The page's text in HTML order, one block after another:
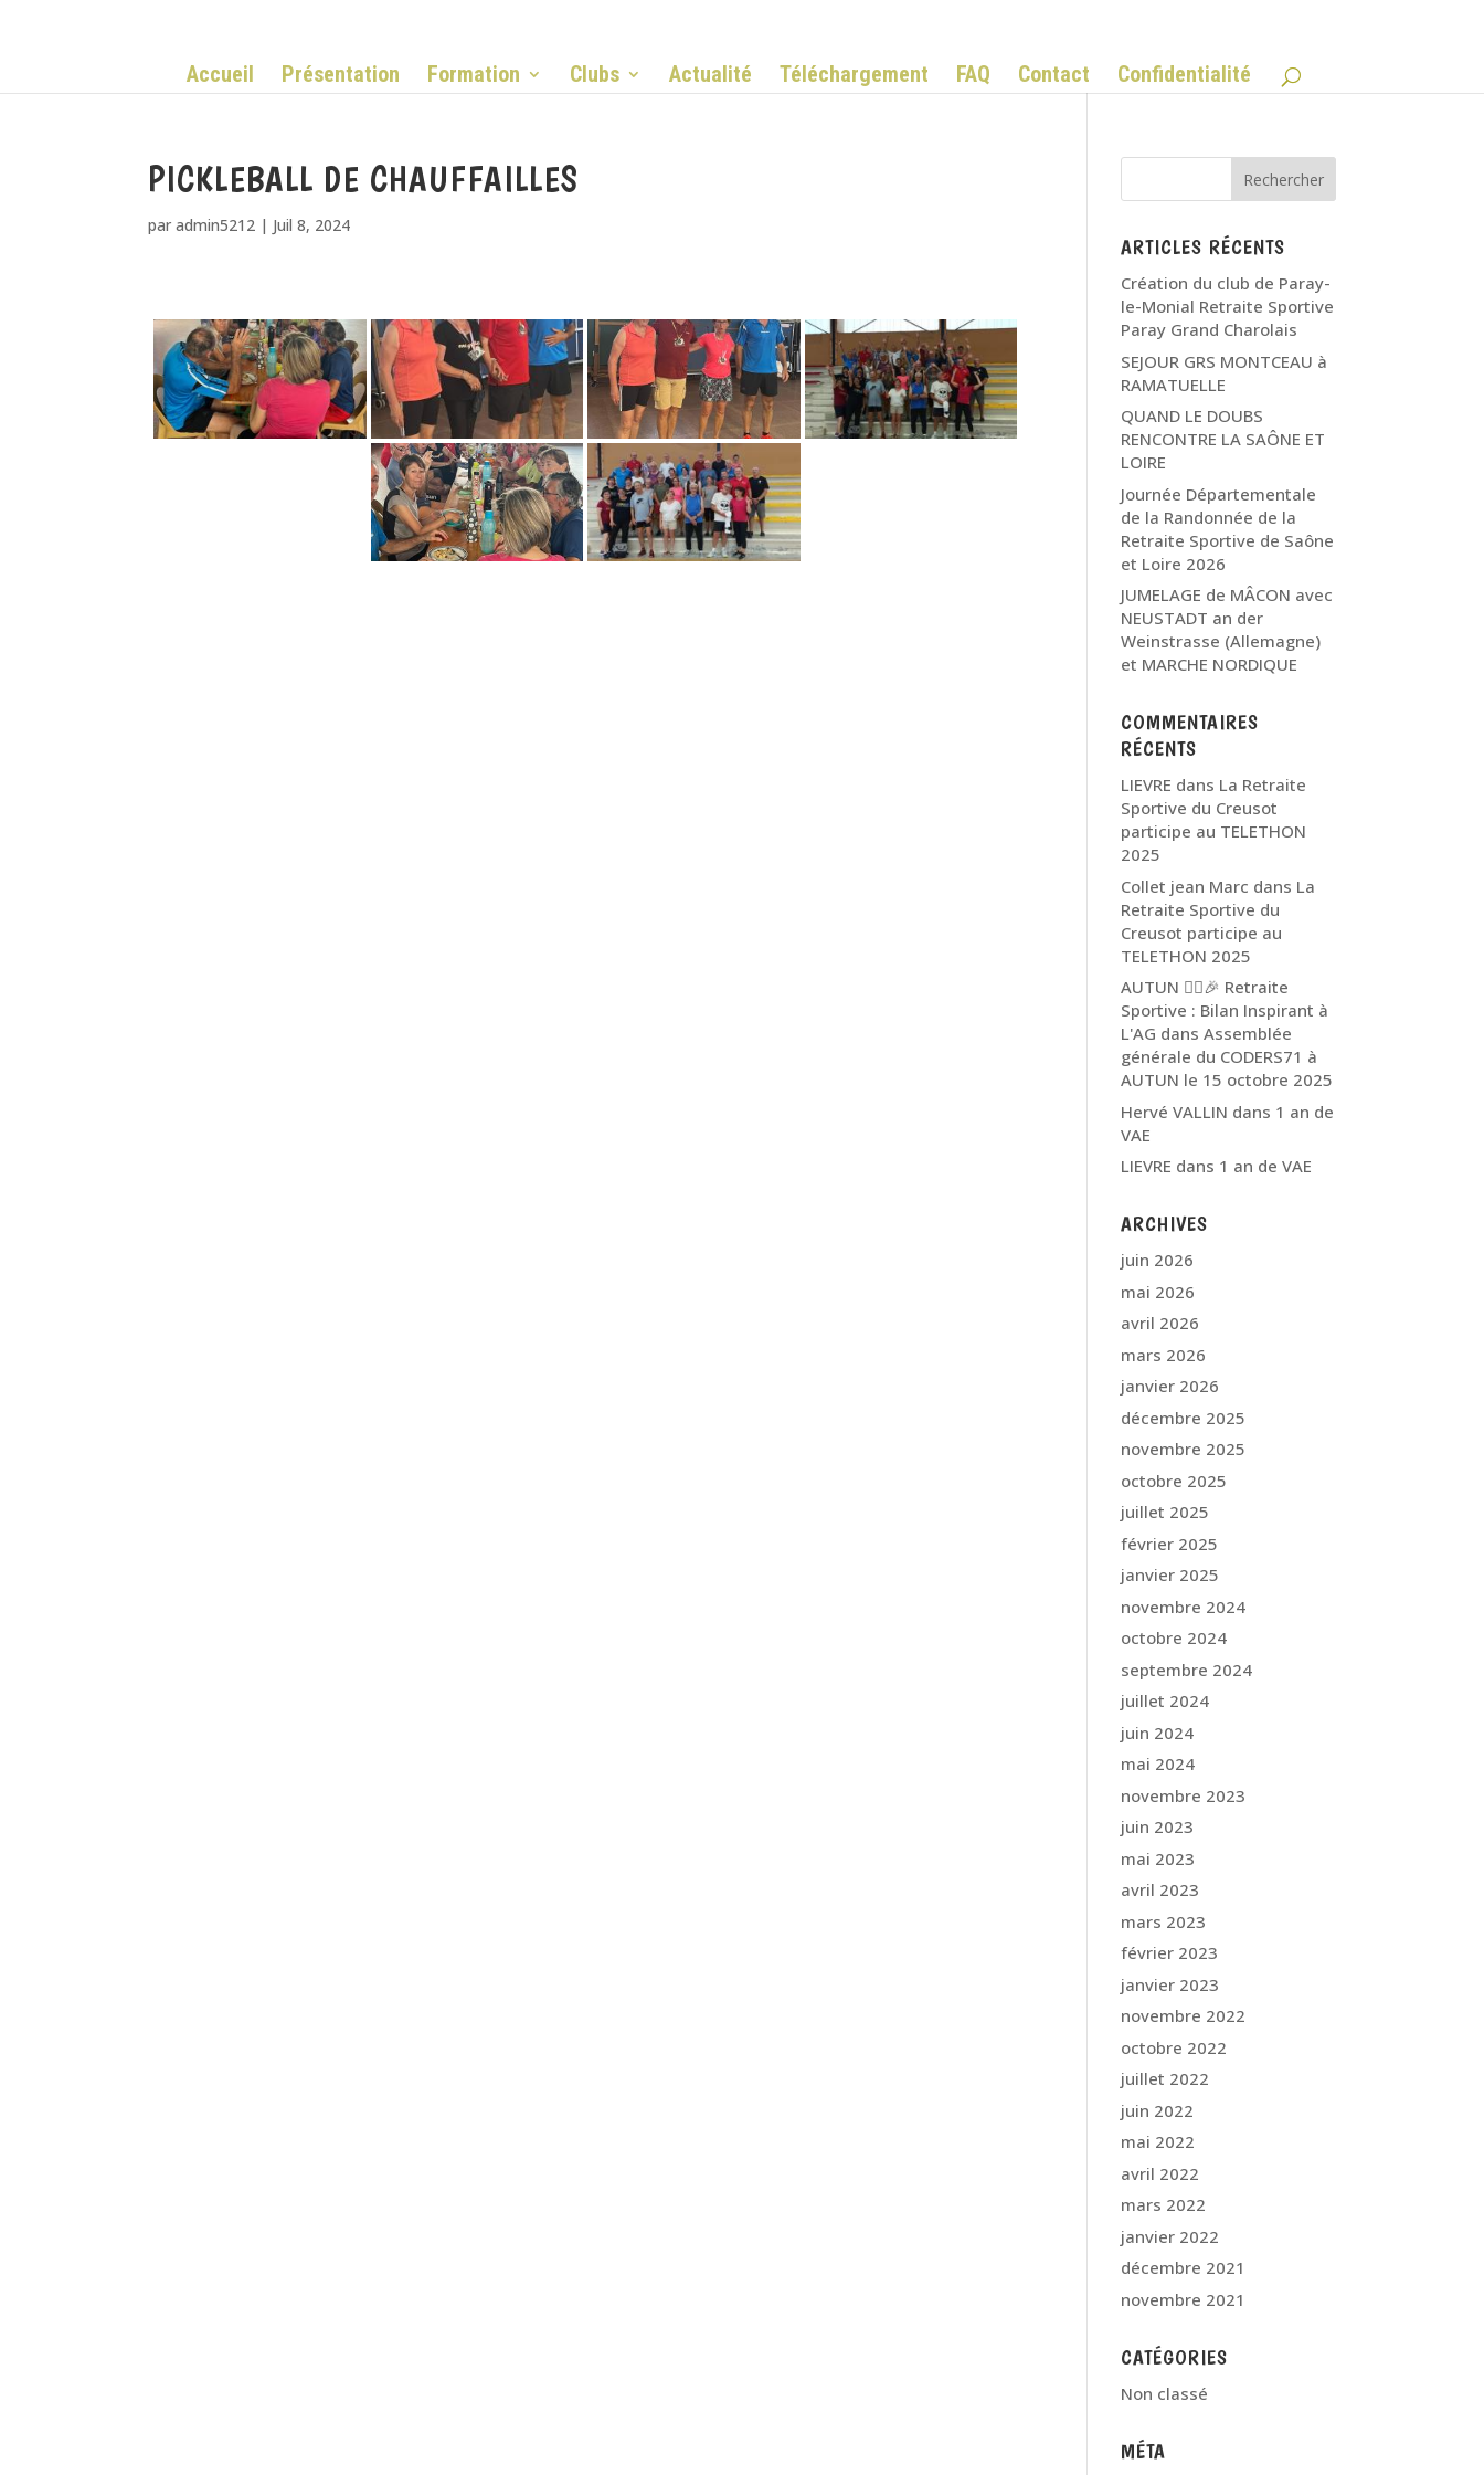
Accueil Présentation Formation Clubs Actualité Téléchargement FAQ Contact Confidentialité
PICKLEBALL DE CHAUFFAILLES
paradmin5212 | Juil 8, 2024
ARTICLES RÉCENTS
Création du club de Paray-
le-Monial Retraite Sportive
Paray Grand Charolais
SEJOUR GRS MONTCEAU à
RAMATUELLE
QUAND LE DOUBS
RENCONTRE LA SAÔNE ET
LOIRE
Journée Départementale
de la Randonnée de la
Retraite Sportive de Saône
et Loire 2026
JUMELAGE de MÂCON avec
NEUSTADT an der
Weinstrasse (Allemagne)
et MARCHE NORDIQUE
COMMENTAIRES
RÉCENTS
LIEVRE dans La Retraite
Sportive du Creusot
participe au TELETHON
2025
Collet jean Marc dans La
Retraite Sportive du
Creusot participe au
TELETHON 2025
AUTUN 🏃‍♂️🎉 Retraite
Sportive : Bilan Inspirant à
L'AG dansAssemblée
générale du CODERS71 à
AUTUN le 15 octobre 2025
Hervé VALLIN dans 1 an de
VAE
LIEVRE dans 1 an de VAE
ARCHIVES
juin 2026
mai 2026
avril 2026
mars 2026
janvier 2026
décembre 2025
novembre 2025
octobre 2025
juillet 2025
février 2025
janvier 2025
novembre 2024
octobre 2024
septembre 2024
juillet 2024
juin 2024
mai 2024
novembre 2023
juin 2023
mai 2023
avril 2023
mars 2023
février 2023
janvier 2023
novembre 2022
octobre 2022
juillet 2022
juin 2022
mai 2022
avril 2022
mars 2022
janvier 2022
décembre 2021
novembre 2021
CATÉGORIES
Non classé
MÉTA